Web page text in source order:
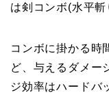
は剣コンボ(水平斬
コンボに掛かる時
ど、与えるダメー
ジ効率はハードバ